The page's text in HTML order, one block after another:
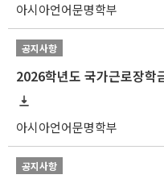
아시아언어문명학부
공지사항
아시아언어문명학부
공지사항